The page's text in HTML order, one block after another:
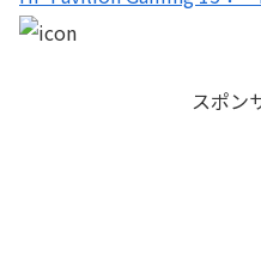
スポン